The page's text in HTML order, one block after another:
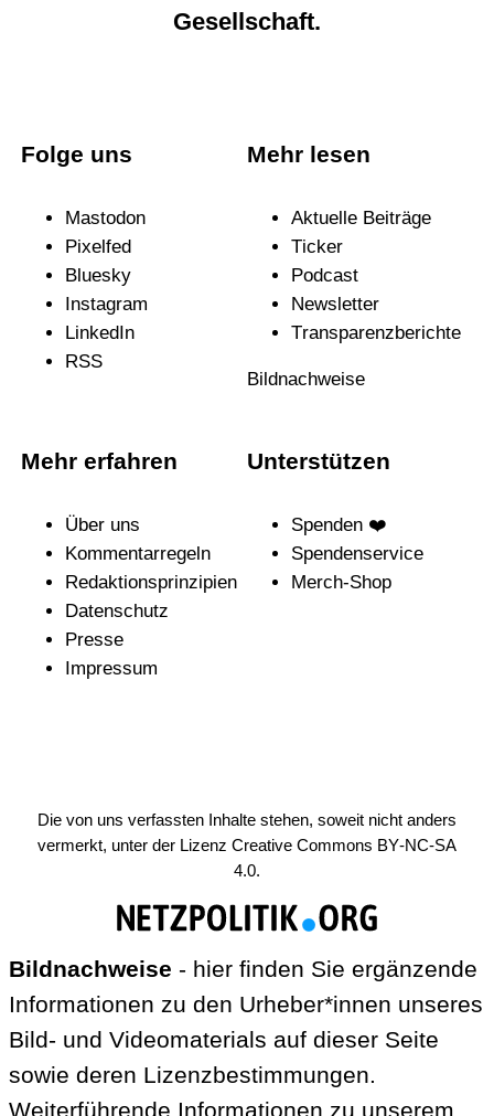
Gesellschaft.
Folge uns
Mastodon
Pixelfed
Bluesky
Instagram
LinkedIn
RSS
Mehr lesen
Aktuelle Beiträge
Ticker
Podcast
News­letter
Trans­pa­renz­be­richte
Bildnachweise
Mehr erfahren
Über uns
Kommentarregeln
Redak­ti­ons­prin­zi­pien
Daten­schutz
Presse
Impressum
Unterstützen
Spenden ❤️
Spendenservice
Merch-Shop
Die von uns verfassten Inhalte stehen, soweit nicht anders
vermerkt, unter der Lizenz Creative Commons BY-NC-SA
4.0.
Bildnachweise - hier finden Sie ergänzende
Informationen zu den Urheber*innen unseres
Bild- und Videomaterials auf dieser Seite
sowie deren Lizenzbestimmungen.
Weiterführende Informationen zu unserem